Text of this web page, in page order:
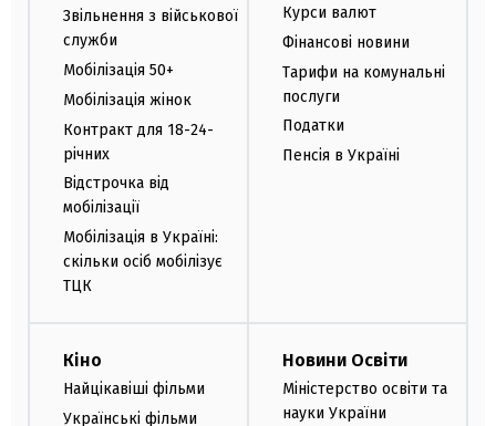
Звільнення з військової
служби
Мобілізація 50+
Мобілізація жінок
Контракт для 18-24-
річних
Відстрочка від
мобілізації
Мобілізація в Україні:
скільки осіб мобілізує
ТЦК
Курси валют
Фінансові новини
Тарифи на комунальні
послуги
Податки
Пенсія в Україні
Кіно
Найцікавіші фільми
Українські фільми
Новини Освіти
Міністерство освіти та
науки України